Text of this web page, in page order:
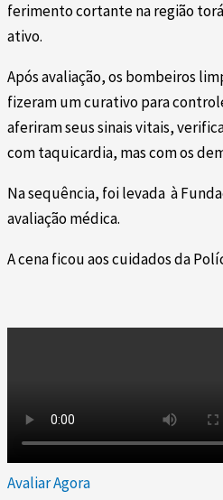
ferimento cortante na região
ativo.
Após avaliação, os bombeiros
fizeram um curativo para
aferiram seus sinais vitais,
com taquicardia, mas com os
Na sequência, foi levada à
avaliação médica.
A cena ficou aos cuidados da
Avaliar Agora